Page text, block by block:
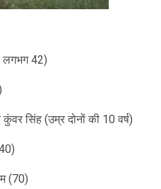
लगभग 42)
सिंह (उम्र दोनों की 10 वर्ष)
(70)